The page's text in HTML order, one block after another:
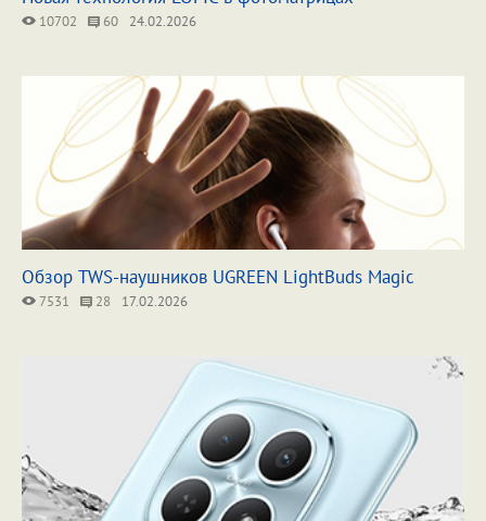
10702 60 24.02.2026
Обзор TWS-наушников UGREEN LightBuds Magic
7531 28 17.02.2026